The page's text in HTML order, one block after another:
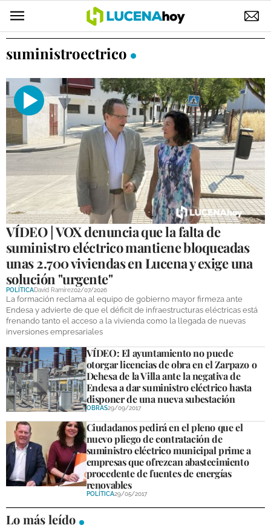
POLÍTICA
ELECCIONES
SUCESOS
ECONOMÍA
DESARROLLO LOCAL
LUCENA EMPRESAS
OCIO
COFRADÍAS
DEPORTES
COMPETICIONES
DEPORTE BASE
OPINIÓN
VENTANA CIUDADANA
CÓRDOBA
PROVINCIA
SUBBÉTICA HOY
SALUD
OBRAS
suministroectrico
VÍDEO | VOX denuncia que la falta de
suministro eléctrico mantiene bloqueadas
unas 2.700 viviendas en Lucena y exige una
solución "urgente"
POLÍTICADavid Ramírez02/07/2026
La formación reclama al equipo de gobierno mayor firmeza ante
Endesa y advierte de que el déficit de infraestructuras eléctricas está
frenando tanto el acceso a la vivienda como la llegada de nuevas
inversiones empresariales
VÍDEO: El ayuntamiento no puede
otorgar licencias de obra en el Zarpazo o
Dehesa de la Villa ante la negativa de
Endesa a dar suministro eléctrico hasta
disponer de una nueva subestación
OBRAS29/09/2017
Ciudadanos pedirá en el pleno que el
nuevo pliego de contratación de
suministro eléctrico municipal prime a
empresas que ofrezcan abastecimiento
procedente de fuentes de energías
renovables
POLÍTICA29/05/2017
Lo más leído